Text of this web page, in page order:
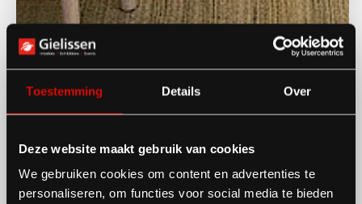
Toestemming Details Over
Deze website maakt gebruik van cookies
We gebruiken cookies om content en advertenties te
personaliseren, om functies voor social media te bieden